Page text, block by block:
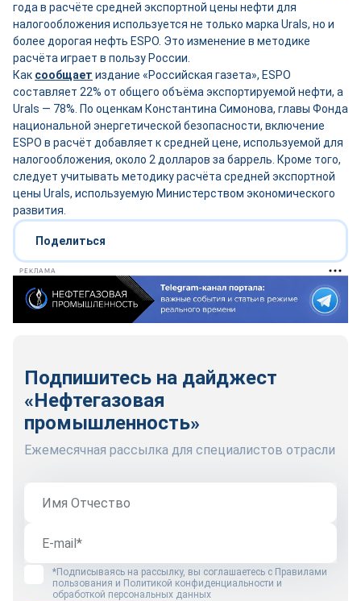
года в расчёте средней экспортной цены нефти для
налогообложения используется не только марка Urals, но и
более дорогая нефть ESPO. Это изменение в методике
расчёта играет в пользу России.
Как сообщает издание «Российская газета», ESPO
составляет 22% от общего объёма экспортируемой нефти, а
Urals — 78%. По оценкам Константина Симонова, главы Фонда
национальной энергетической безопасности, включение
ESPO в расчёт добавляет к средней цене, используемой для
налогообложения, около 2 долларов за баррель. Кроме того,
следует учитывать методику расчёта средней экспортной
цены Urals, используемую Министерством экономического
развития.
Поделиться
РЕКЛАМА
Подпишитесь на дайджест
«Нефтегазовая
промышленность»
Ежемесячная рассылка для специалистов отрасли
*Подписываясь на рассылку, вы соглашаетесь с Правилами
пользования и Политикой конфиденциальности и
обработкой персональных данных